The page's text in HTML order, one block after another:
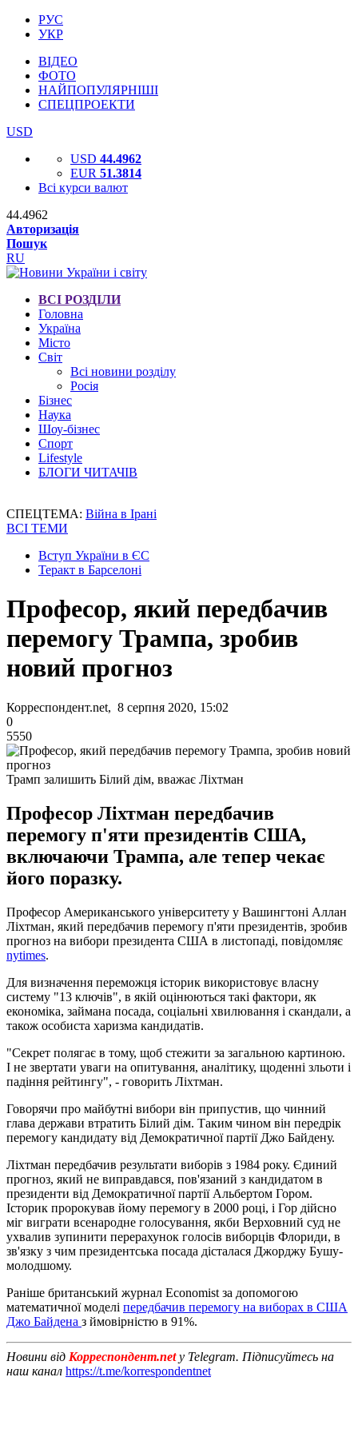
РУС
УКР
ВІДЕО
ФОТО
НАЙПОПУЛЯРНІШІ
СПЕЦПРОЕКТИ
USD
USD 44.4962
EUR 51.3814
Всі курси валют
44.4962
Авторизація
Пошук
RU
ВСІ РОЗДІЛИ
Головна
Україна
Місто
Світ
Всі новини розділу
Росія
Бізнес
Наука
Шоу-бізнес
Спорт
Lifestyle
БЛОГИ ЧИТАЧІВ
СПЕЦТЕМА: Війна в Ірані
ВСІ ТЕМИ
Вступ України в ЄС
Теракт в Барселоні
Професор, який передбачив
перемогу Трампа, зробив
новий прогноз
Корреспондент.net, 8 серпня 2020, 15:02
0
5550
Трамп залишить Білий дім, вважає Ліхтман
Професор Ліхтман передбачив
перемогу п'яти президентів США,
включаючи Трампа, але тепер чекає
його поразку.
Професор Американського університету у Вашингтоні Аллан
Ліхтман, який передбачив перемогу п'яти президентів, зробив
прогноз на вибори президента США в листопаді, повідомляє
nytimes.
Для визначення переможця історик використовує власну
систему "13 ключів", в якій оцінюються такі фактори, як
економіка, займана посада, соціальні хвилювання і скандали, а
також особиста харизма кандидатів.
"Секрет полягає в тому, щоб стежити за загальною картиною.
І не звертати уваги на опитування, аналітику, щоденні зльоти і
падіння рейтингу", - говорить Ліхтман.
Говорячи про майбутні вибори він припустив, що чинний
глава держави втратить Білий дім. Таким чином він передрік
перемогу кандидату від Демократичної партії Джо Байдену.
Ліхтман передбачив результати виборів з 1984 року. Єдиний
прогноз, який не виправдався, пов'язаний з кандидатом в
президенти від Демократичної партії Альбертом Гором.
Історик пророкував йому перемогу в 2000 році, і Гор дійсно
міг виграти всенародне голосування, якби Верховний суд не
ухвалив зупинити перерахунок голосів виборців Флориди, в
зв'язку з чим президентська посада дісталася Джорджу Бушу-
молодшому.
Раніше британський журнал Economist за допомогою
математичної моделі передбачив перемогу на виборах в США
Джо Байдена з ймовірністю в 91%.
Новини від Корреспондент.net у Telegram. Підписуйтесь на
наш канал https://t.me/korrespondentnet